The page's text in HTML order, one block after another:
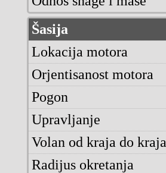
Šasija
Lokacija motora
Orjentisanost motora
Pogon
Upravljanje
Volan od kraja do kraja
Radijus okretanja